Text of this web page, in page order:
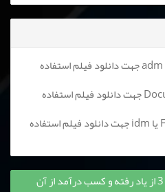
در گوشی های اندروید از برنامه adm جهت دانلود فیلم استفاده
در گوشی ios از برنامه Documents جهت دانلود فیلم استفاده
در کامپیوتر از برنامه Flash Get یا idm جهت دانلود فیلم استفاده